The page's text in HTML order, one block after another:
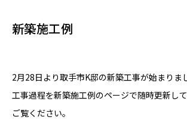
新築施工例
2月28日より取手市K邸の新築工事が始まりま
工事過程を新築施工例のページで随時更新して
ご覧ください。